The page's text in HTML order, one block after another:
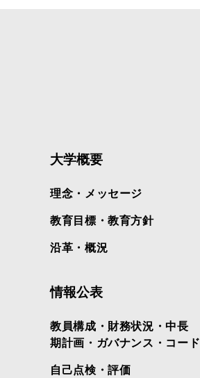
大学概要
理念・メッセージ
教育目標・教育方針
沿革・概況
情報公表
教員構成・財務状況・中長
期計画・ガバナンス・コード
自己点検・評価